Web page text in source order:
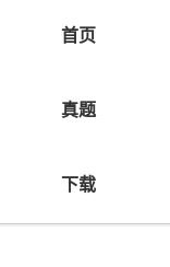
首页
真题
下载